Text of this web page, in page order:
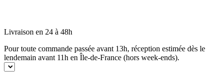
Livraison en 24 à 48h
Pour toute commande passée avant 13h, réception estimée dès le
lendemain avant 11h en Île-de-France (hors week-ends).